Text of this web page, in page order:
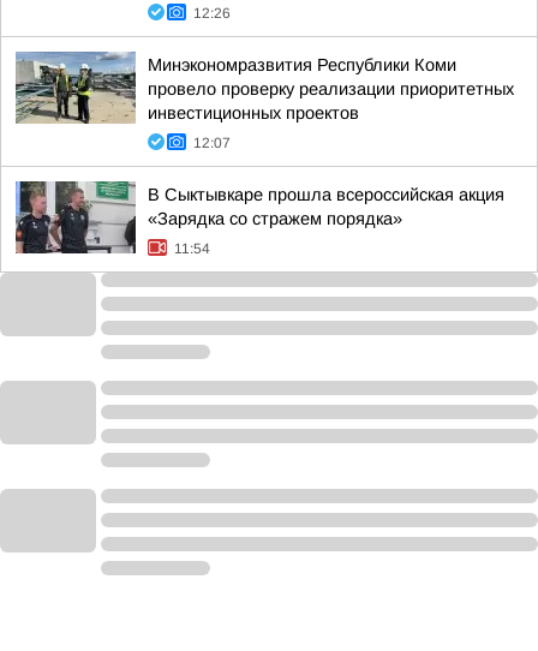
12:26
Минэкономразвития Республики Коми
провело проверку реализации приоритетных
инвестиционных проектов
12:07
В Сыктывкаре прошла всероссийская акция
«Зарядка со стражем порядка»
11:54